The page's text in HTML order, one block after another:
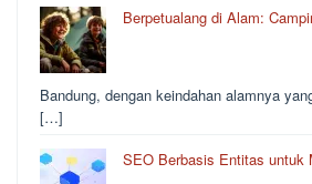
Berpetualang di Alam:
Bandung, dengan keindahan alamnya
[…]
SEO Berbasis Entitas untuk